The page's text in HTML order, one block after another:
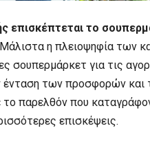
επισκέπτεται το
Μάλιστα η πλειοψηφία των
σουπερμάρκετ για τις
ένταση των προσφορών και
παρελθόν που
επισκέψεις.